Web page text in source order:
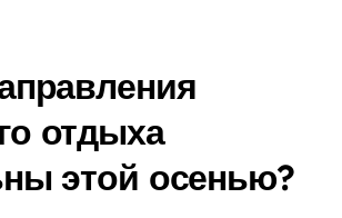
отдыха
этой осенью?